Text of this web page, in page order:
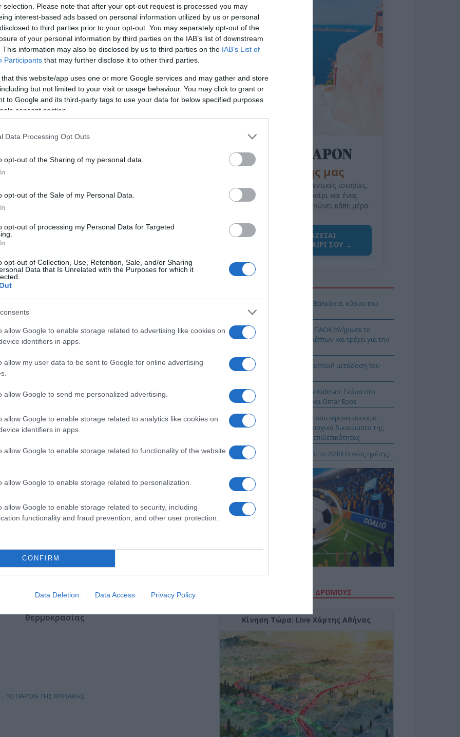
selection. Please note that after your opt-out request is processed you may
interest-based ads based on personal information utilized by us or personal
to third parties prior to your opt-out. You may separately opt-out of the
of your personal information by third parties on the IAB’s list of downstream
This information may also be disclosed by us to third parties on the IAB’s List of
Participants that may further disclose it to other third parties.
that this website/app uses one or more Google services and may gather and store
but not limited to your visit or usage behaviour. You may click to grant or
to Google and its third-party tags to use your data for below specified purposes
consent section.
Data Processing Opt Outs
opt-out of the Sharing of my personal data.
opt-out of the Sale of my Personal Data.
opt-out of processing my Personal Data for Targeted
opt-out of Collection, Use, Retention, Sale, and/or Sharing
Data that Is Unrelated with the Purposes for which it
allow Google to enable storage related to advertising like cookies on
identifiers in apps.
allow my user data to be sent to Google for online advertising
allow Google to send me personalized advertising.
allow Google to enable storage related to analytics like cookies on
identifiers in apps.
allow Google to enable storage related to functionality of the website
allow Google to enable storage related to personalization.
allow Google to enable storage related to security, including
functionality and fraud prevention, and other user protection.
CONFIRM
Data Deletion Data Access Privacy Policy
πρωτοφανές φιάσκο σε πρωθυπουργική
ό,τι πιο chic για τα beach looks σου
Fitness routine για το καλοκαίρι: 4 hacks
Πόλεμοι και ένα… Τσουνάμι Αλλαγών: Η
ΤΣΟΥΝΑΜΙ ψηφιακής οργής…
Κανονικός Αύγουστος με δυνατούς
θερμοκρασίας
, ΤΟ ΠΑΡΟΝ ΤΗΣ ΚΥΡΙΑΚΗΣ
της Ζωής μας
Οι άνθρωποι, οι αυθεντικές ιστορίες,
το ελληνικό καλοκαίρι και ένας
πολιτισμός που μας ενώνει κάθε μέρα.
ΌΣΑ ΧΡΕΙΆΖΕΣΑΙ
ΓΙΑ ΤΟ ΚΑΛΟΚΑΊΡΙ ΣΟΥ →
Ορθόδοξοι υπάρχουν και στα Βαλκάνια, κύριοι του
Ψυχρολουσία στην Τούμπα: Ο ΠΑΟΚ πλήρωσε το
«μπλακ άουτ» των 17 δευτερολέπτων και τρέχει για την
ΠΑΟΚ – Άντερλεχτ LIVE: Η τηλεοπτική μετάδοση του
Στη Μύκονο βρίσκεται η Nicole Kidman: Γεύμα στο
Nammos μαζί με Zoe Saldaña και Omar Epps
Ρένα Δούρου: Θολή συμφωνία που αφήνει ανοικτά
ερωτήματα σχετικά με τα κυριαρχικά δικαιώματα της
Ελλάδας έναντι της τουρκικής επιθετικότητας
Ο Μιλάν Βιτάλις στην ΑΕΚ μέχρι το 2030! Ο νέος ηγέτης;
ΔΕΙΤΕ ΤΗΝ ΚΙΝΗΣΗ ΣΤΟΥΣ ΔΡΌΜΟΥΣ
Κίνηση Τώρα: Live Χάρτης Αθήνας